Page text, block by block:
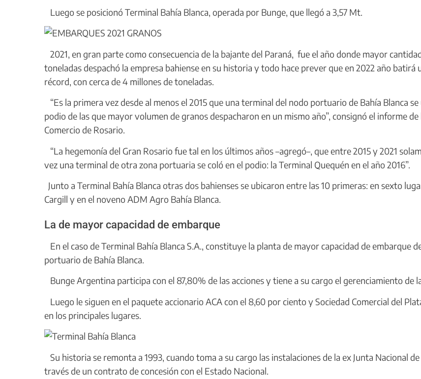
Luego se posicionó Terminal Bahía Blanca, operada por Bunge, que llegó a 3,57 Mt.
2021, en gran parte como consecuencia de la bajante del Paraná, fue el año donde mayor
toneladas despachó la empresa bahiense en su historia y todo hace prever que en 2022 año batirá
récord, con cerca de 4 millones de toneladas.
“Es la primera vez desde al menos el 2015 que una terminal del nodo portuario de Bahía Blanca se
podio de las que mayor volumen de granos despacharon en un mismo año”, consignó el informe de
Comercio de Rosario.
“La hegemonía del Gran Rosario fue tal en los últimos años –agregó–, que entre 2015 y 2021
vez una terminal de otra zona portuaria se coló en el podio: la Terminal Quequén en el año 2016”.
Junto a Terminal Bahía Blanca otras dos bahienses se ubicaron entre las 10 primeras: en sexto
Cargill y en el noveno ADM Agro Bahía Blanca.
La de mayor capacidad de embarque
En el caso de Terminal Bahía Blanca S.A., constituye la planta de mayor capacidad de embarque
portuario de Bahía Blanca.
Bunge Argentina participa con el 87,80% de las acciones y tiene a su cargo el gerenciamiento de
Luego le siguen en el paquete accionario ACA con el 8,60 por ciento y Sociedad Comercial del
en los principales lugares.
Su historia se remonta a 1993, cuando toma a su cargo las instalaciones de la ex Junta Nacional de
través de un contrato de concesión con el Estado Nacional.